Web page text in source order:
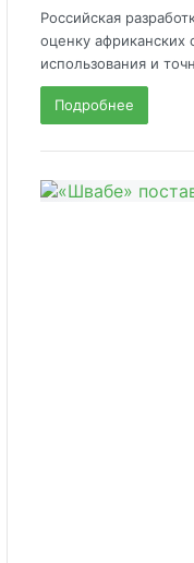
Российская
оценку африканских
использования и
Подробнее